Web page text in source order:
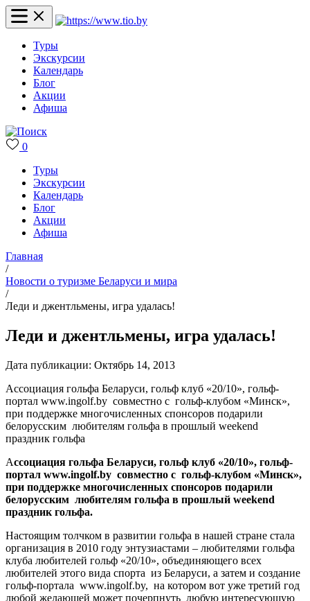
Туры
Экскурсии
Календарь
Блог
Акции
Афиша
0
Туры
Экскурсии
Календарь
Блог
Акции
Афиша
Главная
/
Новости о туризме Беларуси и мира
/
Леди и джентльмены, игра удалась!
Леди и джентльмены, игра удалась!
Дата публикации: Октябрь 14, 2013
Ассоциация гольфа Беларуси, гольф клуб «20/10», гольф-
портал www.ingolf.by совместно с гольф-клубом «Минск»,
при поддержке многочисленных спонсоров подарили
белорусским любителям гольфа в прошлый weekend
праздник гольфа
Ассоциация гольфа Беларуси, гольф клуб «20/10», гольф-
портал www.ingolf.by совместно с гольф-клубом «Минск»,
при поддержке многочисленных спонсоров подарили
белорусским любителям гольфа в прошлый weekend
праздник гольфа.
Настоящим толчком в развитии гольфа в нашей стране стала
организация в 2010 году энтузиастами – любителями гольфа
клуба любителей гольф «20/10», объединяющего всех
любителей этого вида спорта из Беларуси, а затем и создание
гольф-портала www.ingolf.by, на котором вот уже третий год
любой желающей может почерпнуть любую интересующую